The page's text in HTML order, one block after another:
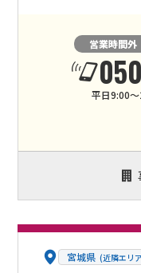
営業時間外
平日9:00
宮城県 (近隣エリ